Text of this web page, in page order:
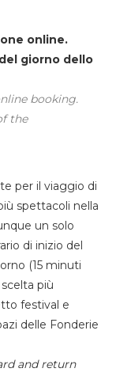
online.
giorno dello
booking.
the
per il viaggio di
spettacoli nella
un solo
di inizio del
(15 minuti
più
festival e
delle Fonderie
and return